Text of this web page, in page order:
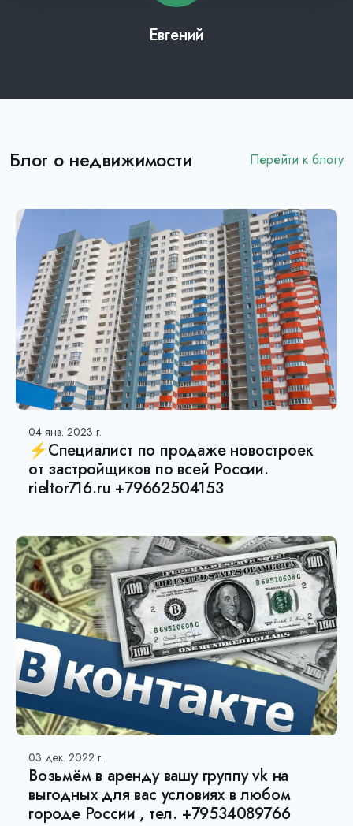
Евгений
Блог о недвижимости Перейти к блогу
04 янв. 2023 г.
⚡Специалист по продаже новостроек
от застройщиков по всей России.
rieltor716.ru +79662504153
03 дек. 2022 г.
Возьмëм в аренду вашу группу vk на
выгодных для вас условиях в любом
городе России , тел. +79534089766